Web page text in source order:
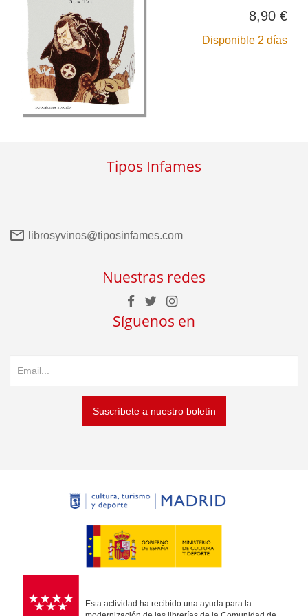
8,90 €
Disponible 2 días
Tipos Infames
librosyvinos@tiposinfames.com
Nuestras redes
Síguenos en
Suscríbete a nuestro boletín
Esta actividad ha recibido una ayuda para la